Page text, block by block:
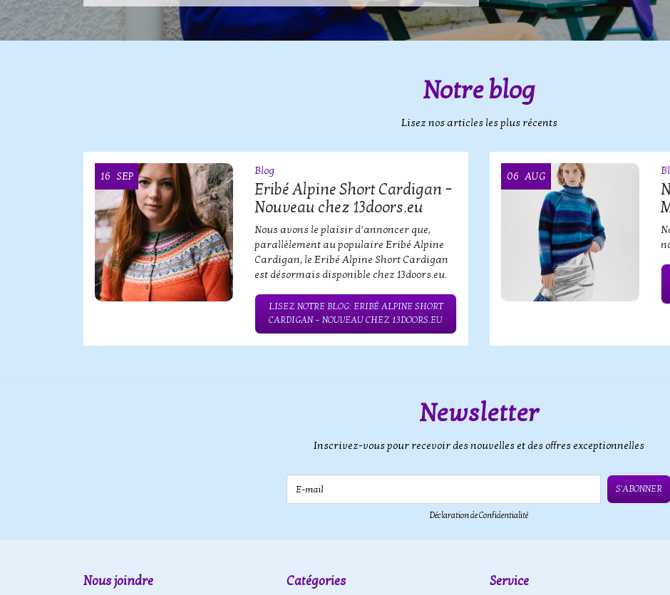
Notre blog
Lisez nos articles les plus récents
16 SEP Blog
Eribé Alpine Short Cardigan –
Nouveau chez 13doors.eu
Nous avons le plaisir d’annoncer que,
parallèlement au populaire Eribé Alpine
Cardigan, le Eribé Alpine Short Cardigan
est désormais disponible chez 13doors.eu.
LISEZ NOTRE BLOG: ERIBÉ ALPINE SHORT
CARDIGAN – NOUVEAU CHEZ 13DOORS.EU
06 AUG
Newsletter
Inscrivez-vous pour recevoir des nouvelles et des offres exceptionnelles
E-mail
S'ABONNER
Déclaration de Confidentialité
Nous joindre Catégories Service